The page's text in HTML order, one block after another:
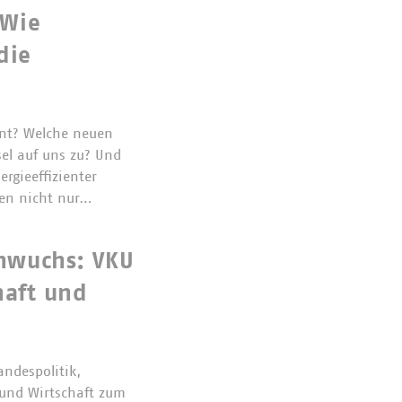
Welche neuen
auf uns zu? Und
nicht nur…
VKU
und
Wirtschaft zum